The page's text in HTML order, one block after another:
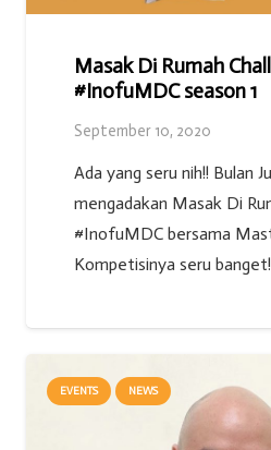
Masak Di Rumah
#InofuMDC season 1
September 10, 2020
Ada yang seru nih!! Bulan
mengadakan Masak Di
#InofuMDC bersama
Kompetisinya seru
EVENTS NEWS